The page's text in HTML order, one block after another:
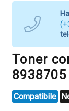
Toner
8938705
Compatibile